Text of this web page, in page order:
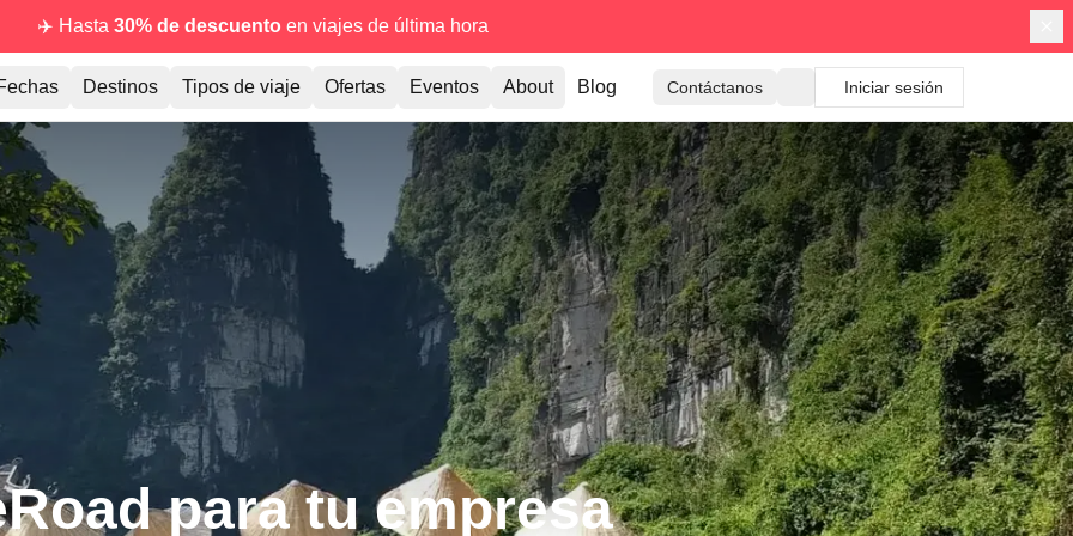
✈️ Hasta 30% de descuentoen viajes de última hora
Destinos Tipos de viaje Ofertas Eventos About Blog Contáctanos Iniciar sesión
para tu empresa